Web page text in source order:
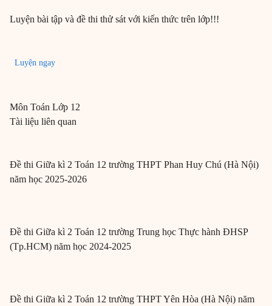
Luyện bài tập và đề thi thử sát với kiến thức trên lớp!!!
Luyện ngay
Môn Toán Lớp 12
Tài liệu liên quan
Đề thi Giữa kì 2 Toán 12 trường THPT Phan Huy Chú (Hà Nội)
năm học 2025-2026
Đề thi Giữa kì 2 Toán 12 trường Trung học Thực hành ĐHSP
(Tp.HCM) năm học 2024-2025
Đề thi Giữa kì 2 Toán 12 trường THPT Yên Hòa (Hà Nội) năm